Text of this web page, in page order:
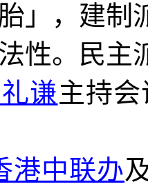
」，建制
性。民主
谦主持会
港中联办